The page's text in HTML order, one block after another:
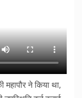
महापौर ने किया था,